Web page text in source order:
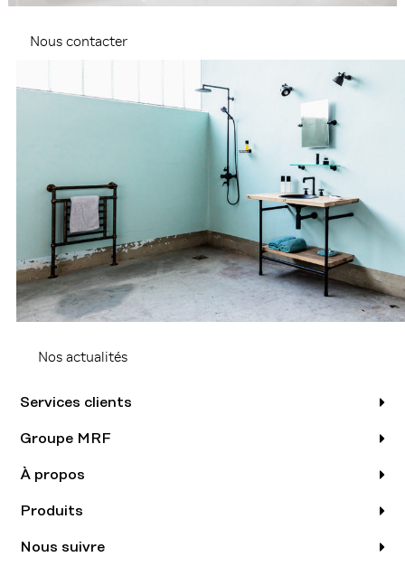
Nous contacter
Nos actualités
Services clients
Groupe MRF
À propos
Produits
Nous suivre